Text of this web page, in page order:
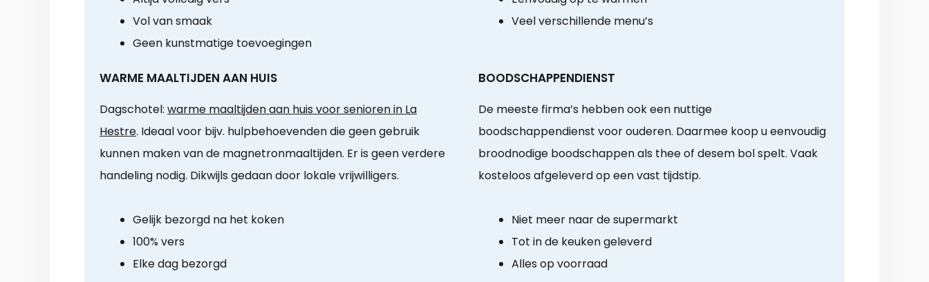
Vol van smaak
Geen kunstmatige toevoegingen
Veel verschillende menu’s
WARME MAALTIJDEN AAN HUIS
Dagschotel: warme maaltijden aan huis voor senioren in La
Hestre. Ideaal voor bijv. hulpbehoevenden die geen gebruik
kunnen maken van de magnetronmaaltijden. Er is geen verdere
handeling nodig. Dikwijls gedaan door lokale vrijwilligers.
Gelijk bezorgd na het koken
100% vers
Elke dag bezorgd
BOODSCHAPPENDIENST
De meeste firma’s hebben ook een nuttige
boodschappendienst voor ouderen. Daarmee koop u eenvoudig
broodnodige boodschappen als thee of desem bol spelt. Vaak
kosteloos afgeleverd op een vast tijdstip.
Niet meer naar de supermarkt
Tot in de keuken geleverd
Alles op voorraad